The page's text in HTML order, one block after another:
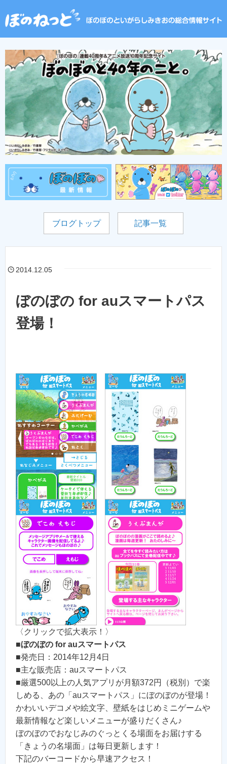
ブログトップ 記事一覧
2014.12.05
ぼのぼの for auスマートパス
登場！
〈クリックで拡大表示！〉
■ぼのぼの for auスマートパス
■発売日：2014年12月4日
■主な販売店：auスマートパス
■厳選500以上の人気アプリが月額372円（税別）で楽
しめる、あの「auスマートパス」にぼのぼのが登場！
かわいいデコメや絵文字、壁紙をはじめミニゲームや
最新情報など楽しいメニューが盛りだくさん♪
ぼのぼのでおなじみのぐっとくる場面をお届けする
「きょうの名場面」は毎日更新します！
下記のバーコードから早速アクセス！